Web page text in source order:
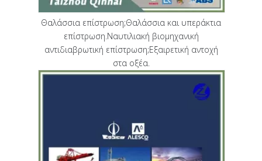
Θαλάσσια επίστρωση;Θαλάσσια και υπεράκτια
επίστρωση.Ναυτιλιακή βιομηχανική
αντιδιαβρωτική επίστρωση;Εξαιρετική αντοχή
στα οξέα.